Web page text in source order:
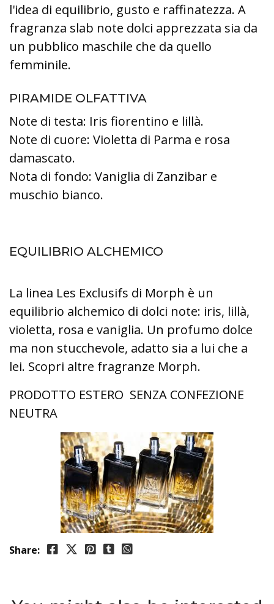
l'idea di equilibrio, gusto e raffinatezza. A
fragranza slab note dolci apprezzata sia da
un pubblico maschile che da quello
femminile.
PIRAMIDE OLFATTIVA
Note di testa: Iris fiorentino e lillà.
Note di cuore: Violetta di Parma e rosa
damascato.
Nota di fondo: Vaniglia di Zanzibar e
muschio bianco.
EQUILIBRIO ALCHEMICO
La linea Les Exclusifs di Morph è un
equilibrio alchemico di dolci note: iris, lillà,
violetta, rosa e vaniglia. Un profumo dolce
ma non stucchevole, adatto sia a lui che a
lei. Scopri altre fragranze Morph.
PRODOTTO ESTERO SENZA CONFEZIONE
NEUTRA
Share: